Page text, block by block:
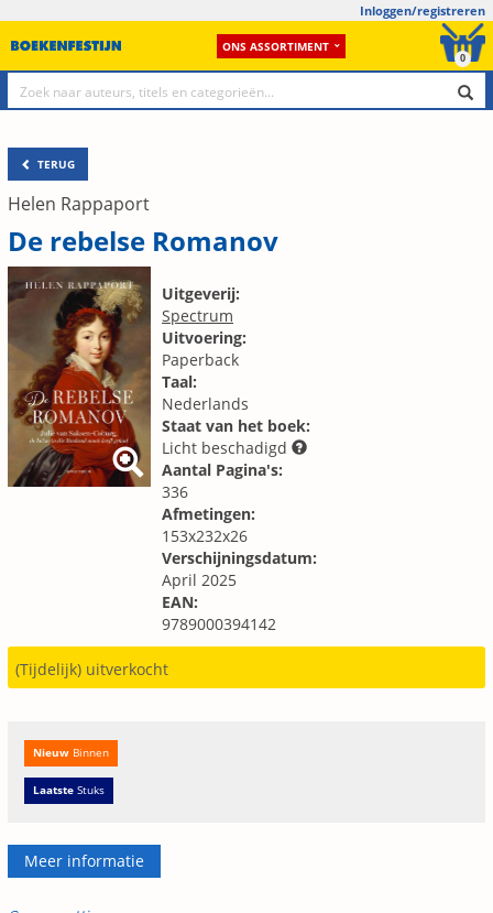
Inloggen/registreren
ONS ASSORTIMENT
0
TERUG
Helen Rappaport
De rebelse Romanov
Uitgeverij:
Spectrum
Uitvoering:
Paperback
Taal:
Nederlands
Staat van het boek:
Licht beschadigd
Aantal Pagina's:
336
Afmetingen:
153x232x26
Verschijningsdatum:
April 2025
EAN:
9789000394142
(Tijdelijk) uitverkocht
Nieuw Binnen
Laatste Stuks
Meer informatie